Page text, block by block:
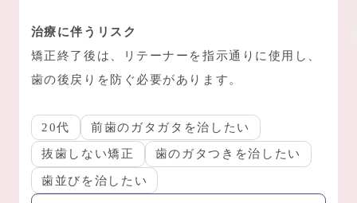
治療に伴うリスク
矯正終了後は、リテーナーを指示通りに使用し、
歯の後戻りを防ぐ必要があります。
20代
前歯のガタガタを治したい
抜歯しない矯正
歯のガタつきを治したい
歯並びを治したい